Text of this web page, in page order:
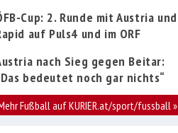
Cup: 2. Runde mit Austria und
auf Puls4 und im ORF
nach Sieg gegen Beitar:
bedeutet noch gar nichts“
Fußball auf KURIER.at/sport/fussball»